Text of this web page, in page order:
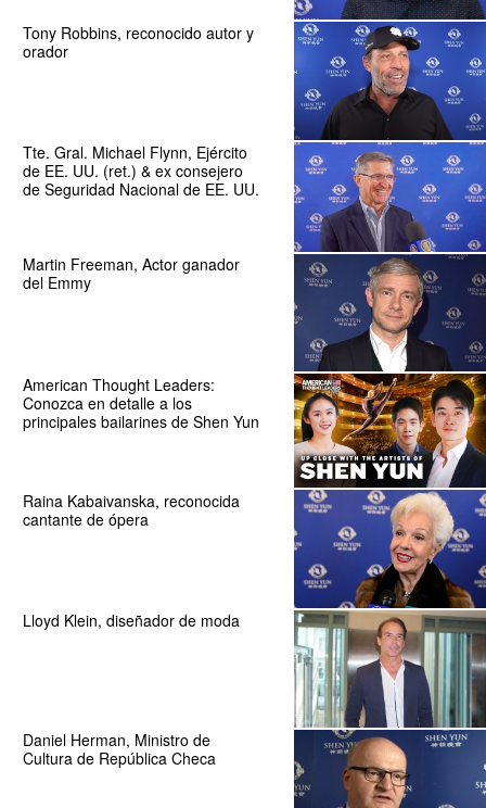
Tony Robbins, reconocido autor y
orador
Tte. Gral. Michael Flynn, Ejército
de EE. UU. (ret.) & ex consejero
de Seguridad Nacional de EE. UU.
Martin Freeman, Actor ganador
del Emmy
American Thought Leaders:
Conozca en detalle a los
principales bailarines de Shen Yun
Raina Kabaivanska, reconocida
cantante de ópera
Lloyd Klein, diseñador de moda
Daniel Herman, Ministro de
Cultura de República Checa